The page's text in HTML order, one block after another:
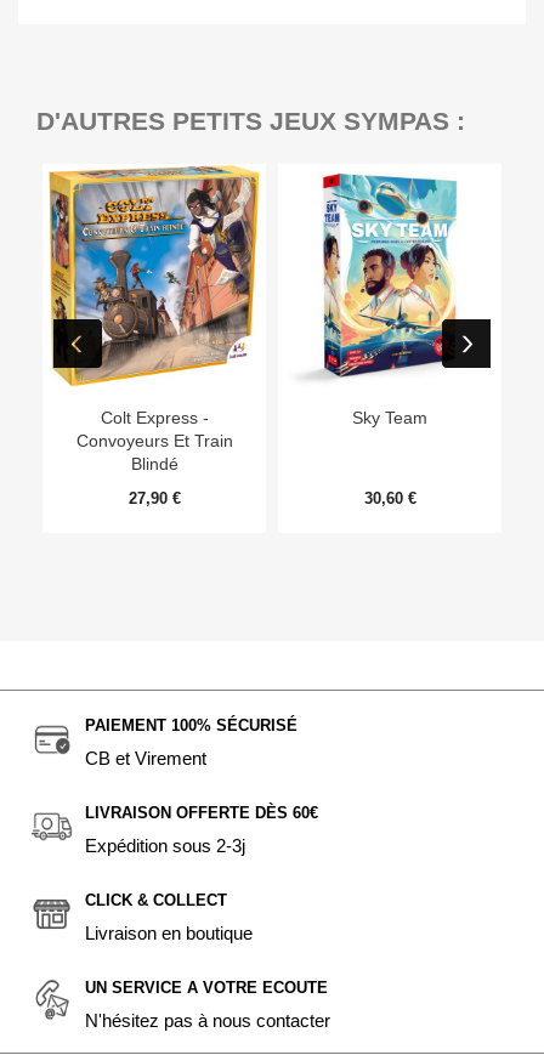
D'AUTRES PETITS JEUX SYMPAS :
Colt Express -
Convoyeurs Et Train
Blindé
27,90 €
Sky Team
30,60 €
PAIEMENT 100% SÉCURISÉ
CB et Virement
LIVRAISON OFFERTE DÈS 60€
Expédition sous 2-3j
CLICK & COLLECT
Livraison en boutique
UN SERVICE A VOTRE ECOUTE
N'hésitez pas à nous contacter